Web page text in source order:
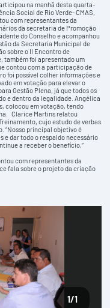
na manhã desta quarta-
Social de Rio Verde- CMAS,
com representantes da
da secretaria de Promoção
do Conselho e acompanhou
da Secretaria Municipal de
sobre o II Encontro de
também foi apresentado um
contou com a participação de
foi possível colher informações e
em votação para elevar o
Gestão Plena, já que todos os
e dentro da legalidade. Angélica
colocou em votação, tendo
Clarice Martins relatou
cujo estudo de verbas
“Nosso principal objetivo é
e dar todo o respaldo necessário
a receber o benefício,”
com representantes da
fala sobre o projeto da criação
1/1